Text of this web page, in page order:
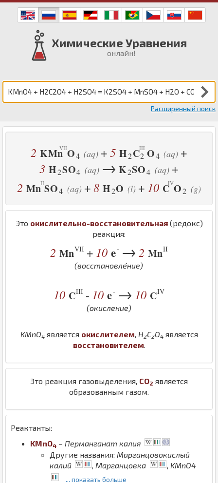
Химические Уравнения
онлайн!
Расширенный поиск
2 KMn O4 (aq) +5 H2C2 O4 (aq) +
3 H2SO4 (aq) → K2SO4 (aq) +
2 Mn SO4 (aq) +8 H2O (l) + 10 C O2 (g)
Это окислительно-восстановительная(редокс)
реакция:
2 MnVII + 10 e- → 2 MnII
(восстановле́ние)
10 CIII - 10 e- → 10 CIV
(окисление)
KMnO4 является окислителем H2C2O4 является
восстановителем
Это реакция газовыделения, CO2 является
образованным газом.
Реактанты:
KMnO4 – Перманганат калия
Другие названия: Марганцовокислый
калий
Марганцовка KMnO4
... показать больше